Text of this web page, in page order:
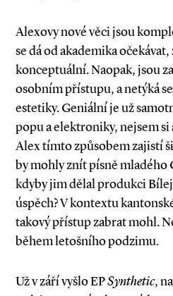
Alexovy nové věci jsou
se dá od akademika
konceptuální. Naopak, jsou
osobním přístupu, a netýká
estetiky. Geniální je už
popu a elektroniky, nejsem
Alex tímto způsobem zajistí
by mohly znít písně mladého
kdyby jim dělal produkci
úspěch? V kontextu
takový přístup zabrat mohl.
během letošního podzimu.
Už v září vyšlo EPSynthetic,